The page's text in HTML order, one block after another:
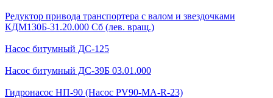
Редуктор привода транспортера с валом и звездочками
КДМ130Б-31.20.000 Сб (лев. вращ.)
Насос битумный ДС-125
Насос битумный ДС-39Б 03.01.000
Гидронасос НП-90 (Насос PV90-MA-R-23)